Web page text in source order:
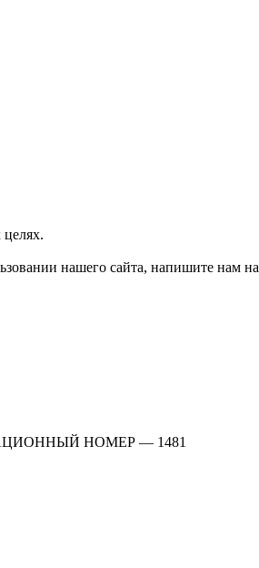
нашего сайта, напишите нам на
НОМЕР — 1481